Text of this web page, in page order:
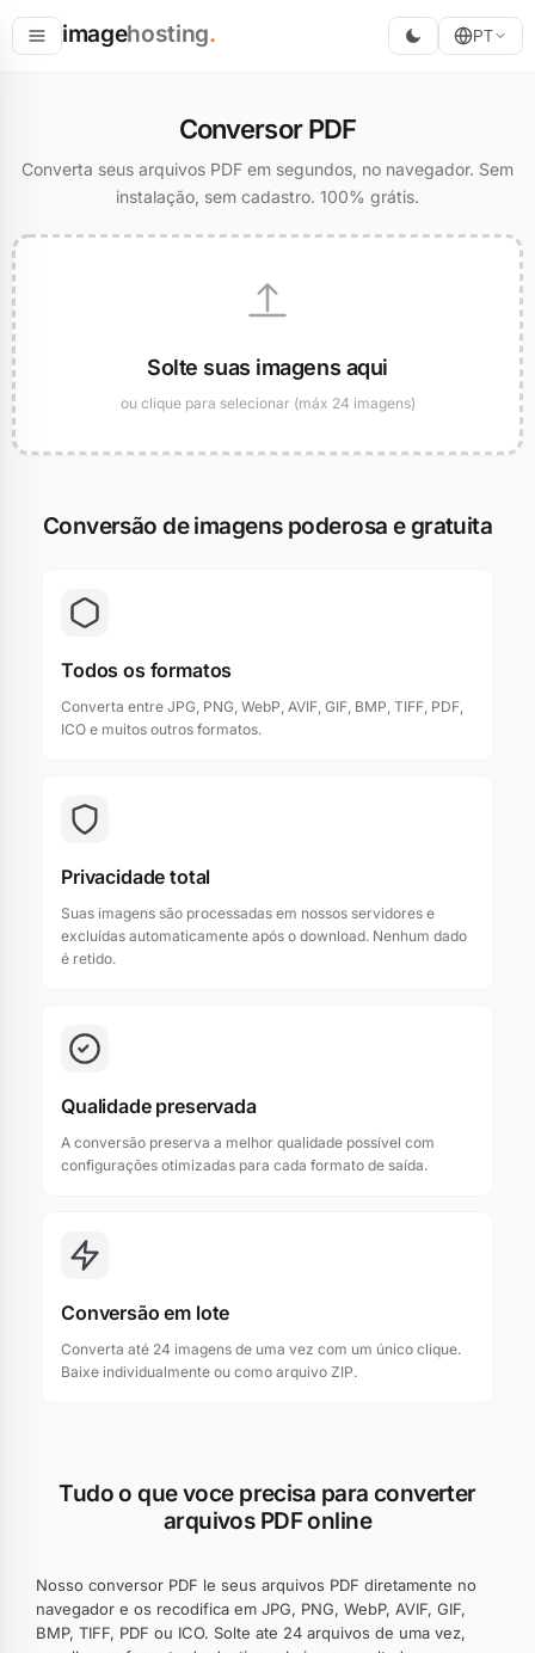
imagehosting.
Redimensionar
PT
Conversor PDF
Converta seus arquivos PDF em segundos, no navegador. Sem
instalação, sem cadastro. 100% grátis.
Solte suas imagens aqui
ou clique para selecionar (máx 24 imagens)
Conversão de imagens poderosa e gratuita
Todos os formatos
Converta entre JPG, PNG, WebP, AVIF, GIF, BMP, TIFF, PDF,
ICO e muitos outros formatos.
Privacidade total
Suas imagens são processadas em nossos servidores e
excluídas automaticamente após o download. Nenhum dado
é retido.
Qualidade preservada
A conversão preserva a melhor qualidade possível com
configurações otimizadas para cada formato de saída.
Conversão em lote
Converta até 24 imagens de uma vez com um único clique.
Baixe individualmente ou como arquivo ZIP.
Tudo o que voce precisa para converter
arquivos PDF online
Nosso conversor PDF le seus arquivos PDF diretamente no
navegador e os recodifica em JPG, PNG, WebP, AVIF, GIF,
BMP, TIFF, PDF ou ICO. Solte ate 24 arquivos de uma vez,